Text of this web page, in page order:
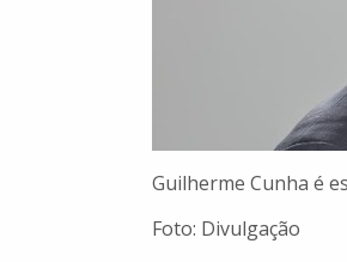
Guilherme Cunha é
Foto: Divulgação